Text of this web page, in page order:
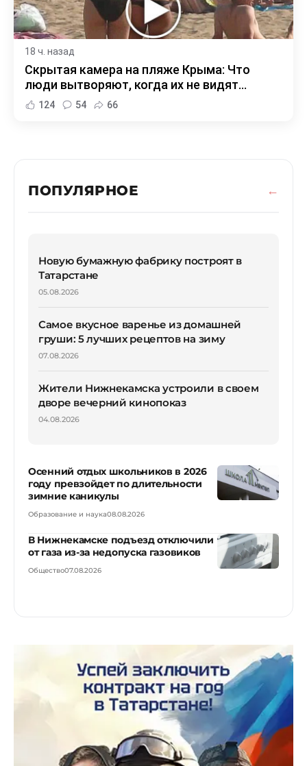
18 ч. назад
Скрытая камера на пляже Крыма: Что
люди вытворяют, когда их не видят...
124 54 66
ПОПУЛЯРНОЕ
Новую бумажную фабрику построят в
Татарстане
05.08.2026
Самое вкусное варенье из домашней
груши: 5 лучших рецептов на зиму
07.08.2026
Жители Нижнекамска устроили в своем
дворе вечерний кинопоказ
04.08.2026
Осенний отдых школьников в 2026
году превзойдет по длительности
зимние каникулы
Образование и наука08.08.2026
В Нижнекамске подъезд отключили
от газа из-за недопуска газовиков
Общество07.08.2026